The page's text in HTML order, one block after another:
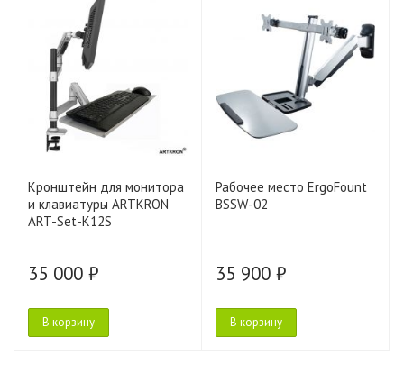
Кронштейн для монитора
и клавиатуры ARTKRON
ART-Set-K12S
35 000 ₽
В корзину
Рабочее место ErgoFount
BSSW-02
35 900 ₽
В корзину